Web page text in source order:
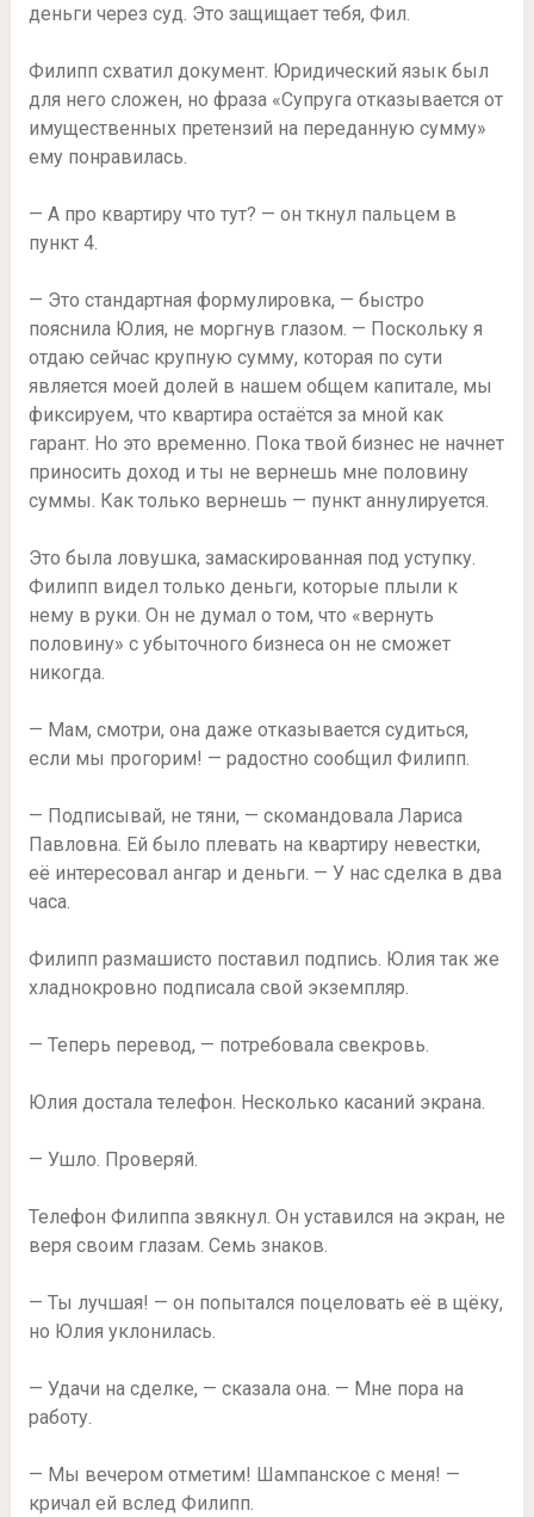
деньги через суд. Это защищает тебя, Фил.
Филипп схватил документ. Юридический язык был
для него сложен, но фраза «Супруга отказывается от
имущественных претензий на переданную сумму»
ему понравилась.
— А про квартиру что тут? — он ткнул пальцем в
пункт 4.
— Это стандартная формулировка, — быстро
пояснила Юлия, не моргнув глазом. — Поскольку я
отдаю сейчас крупную сумму, которая по сути
является моей долей в нашем общем капитале, мы
фиксируем, что квартира остаётся за мной как
гарант. Но это временно. Пока твой бизнес не начнет
приносить доход и ты не вернешь мне половину
суммы. Как только вернешь — пункт аннулируется.
Это была ловушка, замаскированная под уступку.
Филипп видел только деньги, которые плыли к
нему в руки. Он не думал о том, что «вернуть
половину» с убыточного бизнеса он не сможет
никогда.
— Мам, смотри, она даже отказывается судиться,
если мы прогорим! — радостно сообщил Филипп.
— Подписывай, не тяни, — скомандовала Лариса
Павловна. Ей было плевать на квартиру невестки,
её интересовал ангар и деньги. — У нас сделка в два
часа.
Филипп размашисто поставил подпись. Юлия так же
хладнокровно подписала свой экземпляр.
— Теперь перевод, — потребовала свекровь.
Юлия достала телефон. Несколько касаний экрана.
— Ушло. Проверяй.
Телефон Филиппа звякнул. Он уставился на экран, не
веря своим глазам. Семь знаков.
— Ты лучшая! — он попытался поцеловать её в щёку,
но Юлия уклонилась.
— Удачи на сделке, — сказала она. — Мне пора на
работу.
— Мы вечером отметим! Шампанское с меня! —
кричал ей вслед Филипп.